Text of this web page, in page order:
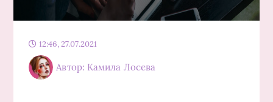
12:46, 27.07.2021
Автор: Камила Лосева